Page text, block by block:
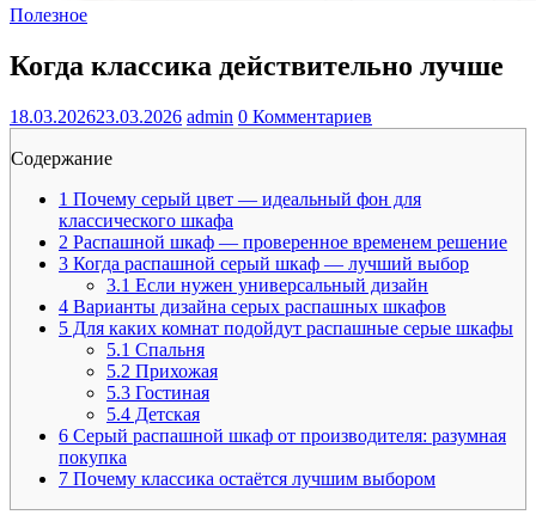
Полезное
Когда классика действительно лучше
18.03.202623.03.2026 admin 0 Комментариев
Содержание
1 Почему серый цвет — идеальный фон для
классического шкафа
2 Распашной шкаф — проверенное временем решение
3 Когда распашной серый шкаф — лучший выбор
3.1 Если нужен универсальный дизайн
4 Варианты дизайна серых распашных шкафов
5 Для каких комнат подойдут распашные серые шкафы
5.1 Спальня
5.2 Прихожая
5.3 Гостиная
5.4 Детская
6 Серый распашной шкаф от производителя: разумная
покупка
7 Почему классика остаётся лучшим выбором